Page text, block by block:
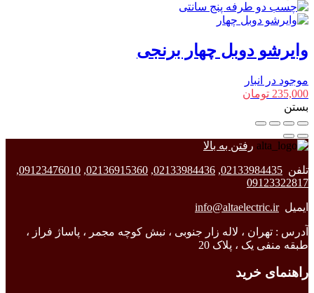
وایرشو دوبل چهار برنجی
موجود در انبار
235,000 تومان
بستن
رفتن به بالا
تلفن 02133984435
,
02133984436
,
02136915360
,
09123476010
,
09123322817
ایمیلinfo@altaelectric.ir
آدرس : تهران ، لاله زار جنوبی ، نبش کوچه مجمر ، پاساژ فراز ،
طبقه منفی یک ، پلاک 20
راهنمای خرید